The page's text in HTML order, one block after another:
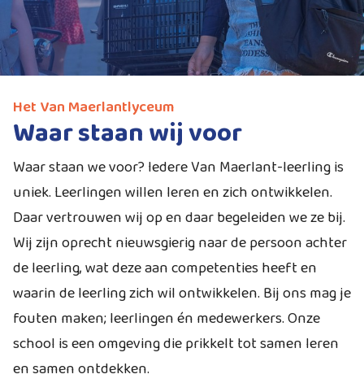
Het Van Maerlantlyceum
Waar staan wij voor
Waar staan we voor? Iedere Van Maerlant-leerling is
uniek. Leerlingen willen leren en zich ontwikkelen.
Daar vertrouwen wij op en daar begeleiden we ze bij.
Wij zijn oprecht nieuwsgierig naar de persoon achter
de leerling, wat deze aan competenties heeft en
waarin de leerling zich wil ontwikkelen. Bij ons mag je
fouten maken; leerlingen én medewerkers. Onze
school is een omgeving die prikkelt tot samen leren
en samen ontdekken.